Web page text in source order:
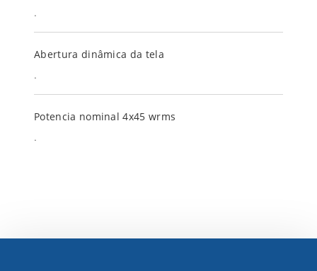
.
Abertura dinâmica da tela
.
Potencia nominal 4x45 wrms
.